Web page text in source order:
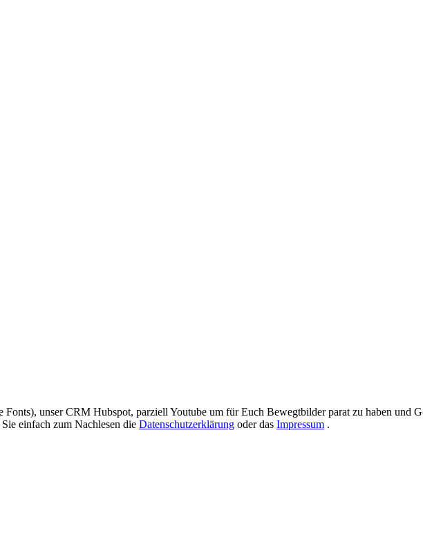
unser CRM Hubspot, parziell Youtube um für Euch Bewegtbilder parat zu haben und
einfach zum Nachlesen die Datenschutzerklärung oder das Impressum .